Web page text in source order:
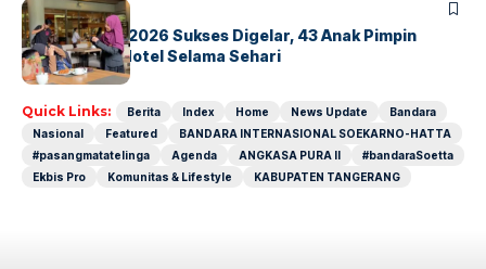
BERITAINDEX
GM For A Day 2026 Sukses Digelar, 43 Anak Pimpin
Operasional Hotel Selama Sehari
Quick Links: Berita Index Home News Update
Bandara
Nasional
Featured
BANDARA INTERNASIONAL SOEKARNO-HATTA
#pasangmatatelinga
Agenda ANGKASA PURA II
#bandaraSoetta
Ekbis Pro
Komunitas & Lifestyle KABUPATEN TANGERANG